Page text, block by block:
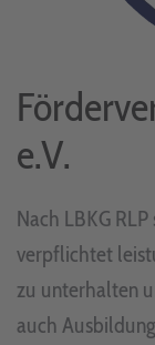
e.V.
Nach LBKG
verpflichtet
zu unterhalten
auch